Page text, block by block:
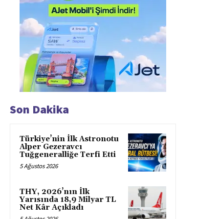
Son Dakika
Türkiye’nin İlk Astronotu
Alper Gezeravcı
Tuğgeneralliğe Terfi Etti
5 Ağustos 2026
THY, 2026’nın İlk
Yarısında 18,9 Milyar TL
Net Kâr Açıkladı